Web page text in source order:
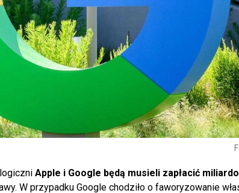
Apple i Google będą musieli zapłacić
W przypadku Google chodziło o faworyzowanie